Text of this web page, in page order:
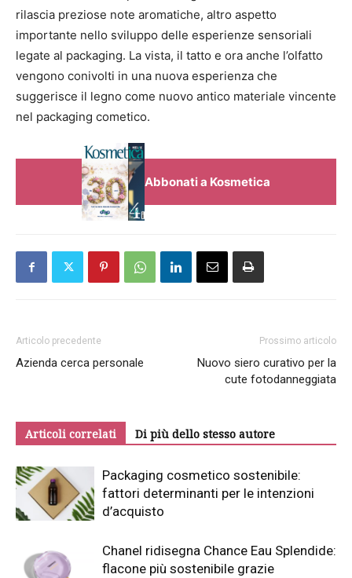
rilascia preziose note aromatiche, altro aspetto
importante nello sviluppo delle esperienze sensoriali
legate al packaging. La vista, il tatto e ora anche l’olfatto
vengono conivolti in una nuova esperienza che
suggerisce il legno come nuovo antico materiale vincente
nel packaging cometico.
Abbonati a Kosmetica
Articolo precedente
Azienda cerca personale
Prossimo articolo
Nuovo siero curativo per la
cute fotodanneggiata
Articoli correlati Di più dello stesso autore
Packaging cosmetico sostenibile:
fattori determinanti per le intenzioni
d’acquisto
Chanel ridisegna Chance Eau Splendide:
flacone più sostenibile grazie